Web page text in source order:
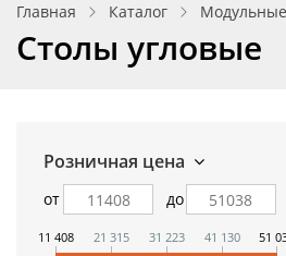
Главная Каталог
Столы угловые
Розничная цена
от до
11 408 21 315 31 223 41 130 51